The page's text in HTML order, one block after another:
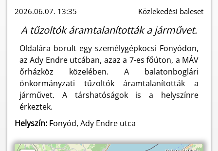
2026.06.07. 13:35 Közlekedési baleset
A tűzoltók áramtalanították a járművet.
Oldalára borult egy személygépkocsi Fonyódon,
az Ady Endre utcában, azaz a 7-es főúton, a MÁV
őrházköz közelében. A balatonboglári
önkormányzati tűzoltók áramtalanították a
járművet. A társhatóságok is a helyszínre
érkeztek.
Helyszín: Fonyód, Ady Endre utca